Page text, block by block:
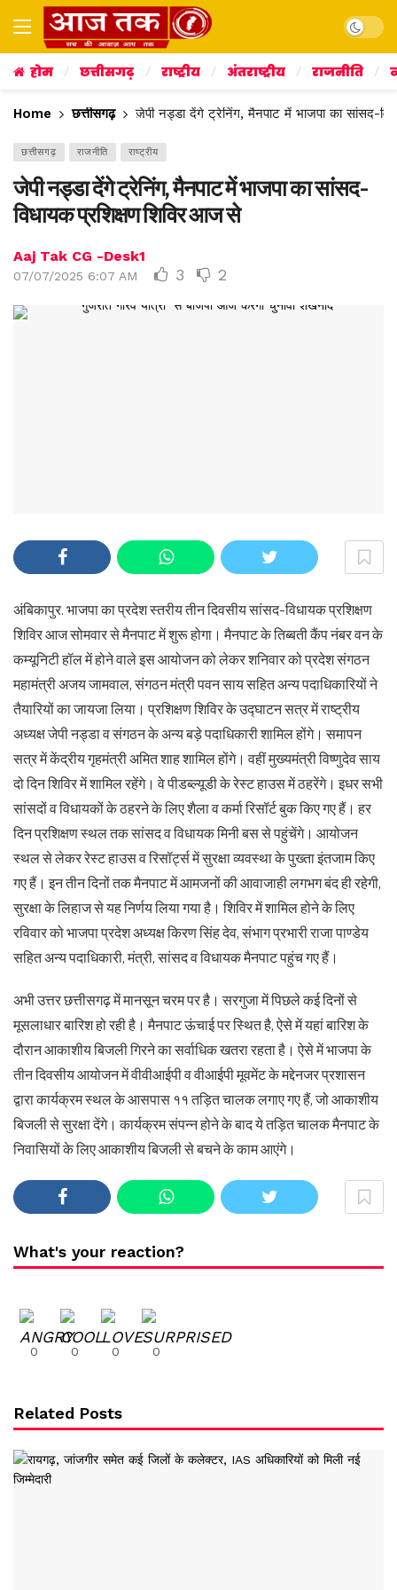
Dark
होम छत्तीसगढ़ राष्ट्रीय अंतराष्ट्रीय राजनीति
Home छत्तीसगढ़ जेपी नड्डा देंगे ट्रेनिंग, मैनपाट में भाजपा का सांसद-
छत्तीसगढ़ राजनीति राष्ट्रीय
जेपी नड्डा देंगे ट्रेनिंग, मैनपाट में भाजपा का सांसद-
विधायक प्रशिक्षण शिविर आज से
Aaj Tak CG -Desk1
07/07/2025 6:07 AM 3 2
अंबिकापुर. भाजपा का प्रदेश स्तरीय तीन दिवसीय सांसद-विधायक प्रशिक्षण
शिविर आज सोमवार से मैनपाट में शुरू होगा। मैनपाट के तिब्बती कैंप नंबर वन के
कम्यूनिटी हॉल में होने वाले इस आयोजन को लेकर शनिवार को प्रदेश संगठन
महामंत्री अजय जामवाल, संगठन मंत्री पवन साय सहित अन्य पदाधिकारियों ने
तैयारियों का जायजा लिया। प्रशिक्षण शिविर के उद्घाटन सत्र में राष्ट्रीय
अध्यक्ष जेपी नड्डा व संगठन के अन्य बड़े पदाधिकारी शामिल होंगे। समापन
सत्र में केंद्रीय गृहमंत्री अमित शाह शामिल होंगे। वहीं मुख्यमंत्री विष्णुदेव साय
दो दिन शिविर में शामिल रहेंगे। वे पीडब्ल्यूडी के रेस्ट हाउस में ठहरेंगे। इधर सभी
सांसदों व विधायकों के ठहरने के लिए शैला व कर्मा रिसॉर्ट बुक किए गए हैं। हर
दिन प्रशिक्षण स्थल तक सांसद व विधायक मिनी बस से पहुंचेंगे। आयोजन
स्थल से लेकर रेस्ट हाउस व रिसॉर्ट्स में सुरक्षा व्यवस्था के पुख्ता इंतजाम किए
गए हैं। इन तीन दिनों तक मैनपाट में आमजनों की आवाजाही लगभग बंद ही रहेगी,
सुरक्षा के लिहाज से यह निर्णय लिया गया है। शिविर में शामिल होने के लिए
रविवार को भाजपा प्रदेश अध्यक्ष किरण सिंह देव, संभाग प्रभारी राजा पाण्डेय
सहित अन्य पदाधिकारी, मंत्री, सांसद व विधायक मैनपाट पहुंच गए हैं।
अभी उत्तर छत्तीसगढ़ में मानसून चरम पर है। सरगुजा में पिछले कई दिनों से
मूसलाधार बारिश हो रही है। मैनपाट ऊंचाई पर स्थित है, ऐसे में यहां बारिश के
दौरान आकाशीय बिजली गिरने का सर्वाधिक खतरा रहता है। ऐसे में भाजपा के
तीन दिवसीय आयोजन में वीवीआईपी व वीआईपी मूवमेंट के मद्देनजर प्रशासन
द्वारा कार्यक्रम स्थल के आसपास ११ तड़ित चालक लगाए गए हैं, जो आकाशीय
बिजली से सुरक्षा देंगे। कार्यक्रम संपन्न होने के बाद ये तड़ित चालक मैनपाट के
निवासियों के लिए आकाशीय बिजली से बचने के काम आएंगे।
What's your reaction?
0 0 0 0
Related Posts